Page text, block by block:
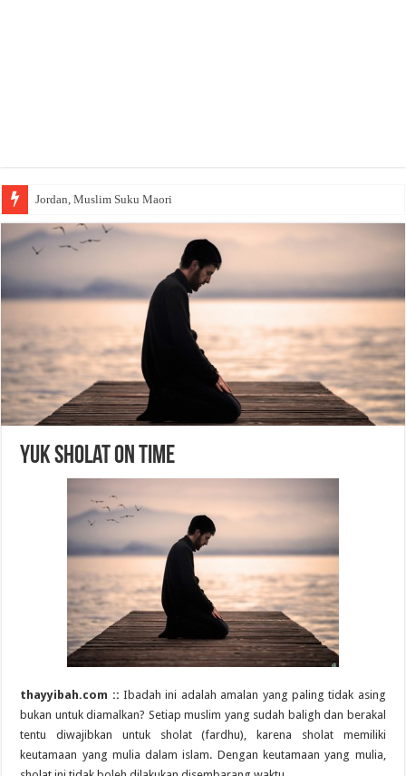
Jordan, Muslim Suku Maori
Yuk Sholat On Time
thayyibah.com ::Ibadah ini adalah amalan yang paling tidak asing
bukan untuk diamalkan? Setiap muslim yang sudah baligh dan berakal
tentu diwajibkan untuk sholat (fardhu), karena sholat memiliki
keutamaan yang mulia dalam islam. Dengan keutamaan yang mulia,